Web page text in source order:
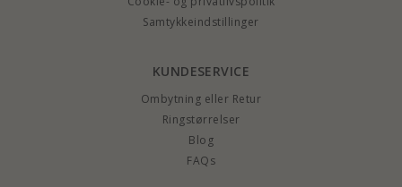
Samtykkeindstillinger
KUNDESERVICE
Ombytning eller Retur
Ringstørrelser
Blog
FAQs